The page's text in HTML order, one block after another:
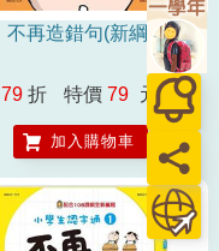
不再造錯句(新綱)
79 折 特價 79 元
加入購物車